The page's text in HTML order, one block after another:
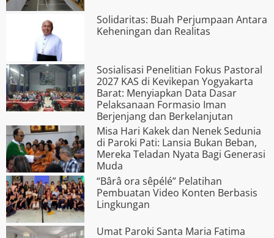
Solidaritas: Buah Perjumpaan Antara
Keheningan dan Realitas
Sosialisasi Penelitian Fokus Pastoral
2027 KAS di Kevikepan Yogyakarta
Barat: Menyiapkan Data Dasar
Pelaksanaan Formasio Iman
Berjenjang dan Berkelanjutan
Misa Hari Kakek dan Nenek Sedunia
di Paroki Pati: Lansia Bukan Beban,
Mereka Teladan Nyata Bagi Generasi
Muda
“Bârâ ora s­êpélé” Pelatihan
Pembuatan Video Konten Berbasis
Lingkungan
Umat Paroki Santa Maria Fatima